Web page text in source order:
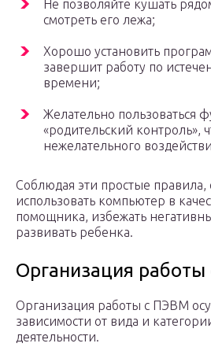
Не позволяйте кушать
смотреть его лежа;
Хорошо установить
завершит работу по
времени;
Желательно пользоваться
«родительский контроль»,
нежелательного
Соблюдая эти простые правила,
использовать компьютер в
помощника, избежать
развивать ребенка.
Организация
Организация работы с ПЭВМ
зависимости от вида и
деятельности.